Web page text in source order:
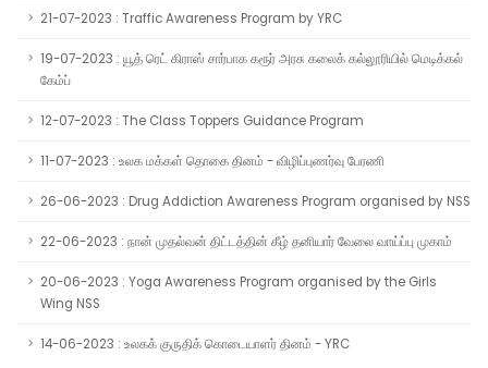
21-07-2023 : Traffic Awareness Program by YRC
19-07-2023 : யூத் ரெட் கிராஸ் சார்பாக கரூர் அரசு கலைக் கல்லூரியில் மெடிக்கல்
கேம்ப்
12-07-2023 : The Class Toppers Guidance Program
11-07-2023 : உலக மக்கள் தொகை தினம் - விழிப்புணர்வு பேரணி
26-06-2023 : Drug Addiction Awareness Program organised by NSS
22-06-2023 : நான் முதல்வன் திட்டத்தின் கீழ் தனியார் வேலை வாய்ப்பு முகாம்
20-06-2023 : Yoga Awareness Program organised by the Girls
Wing NSS
14-06-2023 : உலகக் குருதிக் கொடையாளர் தினம் - YRC